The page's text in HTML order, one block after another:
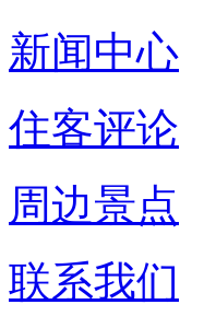
新闻中心
住客评论
周边景点
联系我们